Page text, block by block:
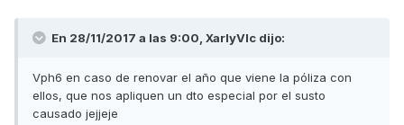
En 28/11/2017 a las 9:00, XarlyVlc dijo:
Vph6 en caso de renovar el año que viene la póliza con
ellos, que nos apliquen un dto especial por el susto
causado jejjeje